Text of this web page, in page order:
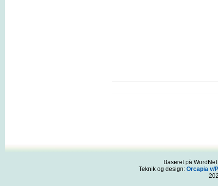
Baseret på
Teknik og design: Orcapia v/